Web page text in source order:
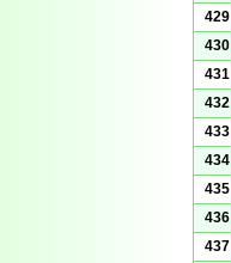
429
430
431
432
433
434
435
436
437